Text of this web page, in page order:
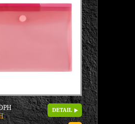
DETAIL